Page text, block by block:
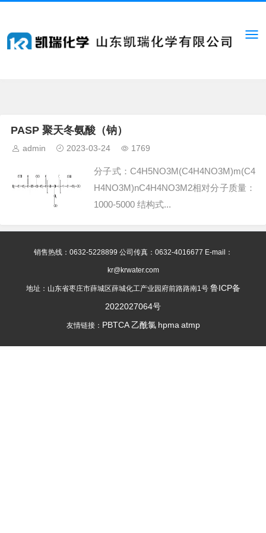
PASP 聚天冬氨酸（钠）
admin 2023-03-24 1769
分子式：C4H5NO3M(C4H4NO3M)m(C4
H4NO3M)nC4H4NO3M2相对分子质量：
1000-5000 结构式...
销售热线：0632-5228899 公司传真：0632-4016677 E-mail：
kr@krwater.com
地址：山东省枣庄市薛城区薛城化工产业园府前路路南1号 鲁ICP备
2022027064号
友情链接： PBTCA 乙酰氯 hpma atmp